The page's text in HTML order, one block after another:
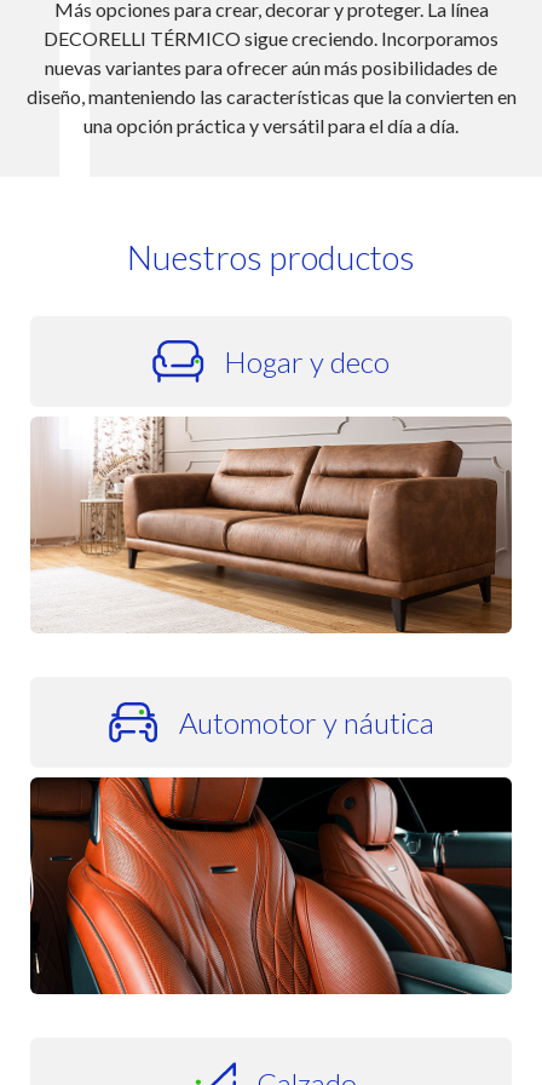
mobiliario de exterior que
confort. Su desempeño
opción para aplicaciones
manteniendo su apariencia
y proteger. La línea
creciendo. Incorporamos
aún más posibilidades de
que la convierten en
para el día a día.
Nuestros productos
Hogar y deco
Automotor y náutica